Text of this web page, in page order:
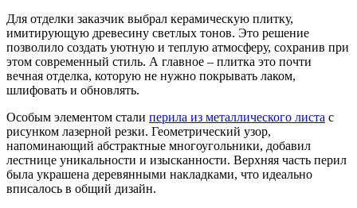
Для отделки заказчик выбрал керамическую плитку,
имитирующую древесину светлых тонов. Это решение
позволило создать уютную и теплую атмосферу, сохранив при
этом современный стиль. А главное – плитка это почти
вечная отделка, которую не нужно покрывать лаком,
шлифовать и обновлять.
Особым элементом стали перила из металлического листа с
рисунком лазерной резки. Геометрический узор,
напоминающий абстрактные многоугольники, добавил
лестнице уникальности и изысканности. Верхняя часть перил
была украшена деревянными накладками, что идеально
вписалось в общий дизайн.